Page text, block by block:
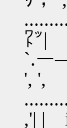
㍗|
`.
', ',
,'| |